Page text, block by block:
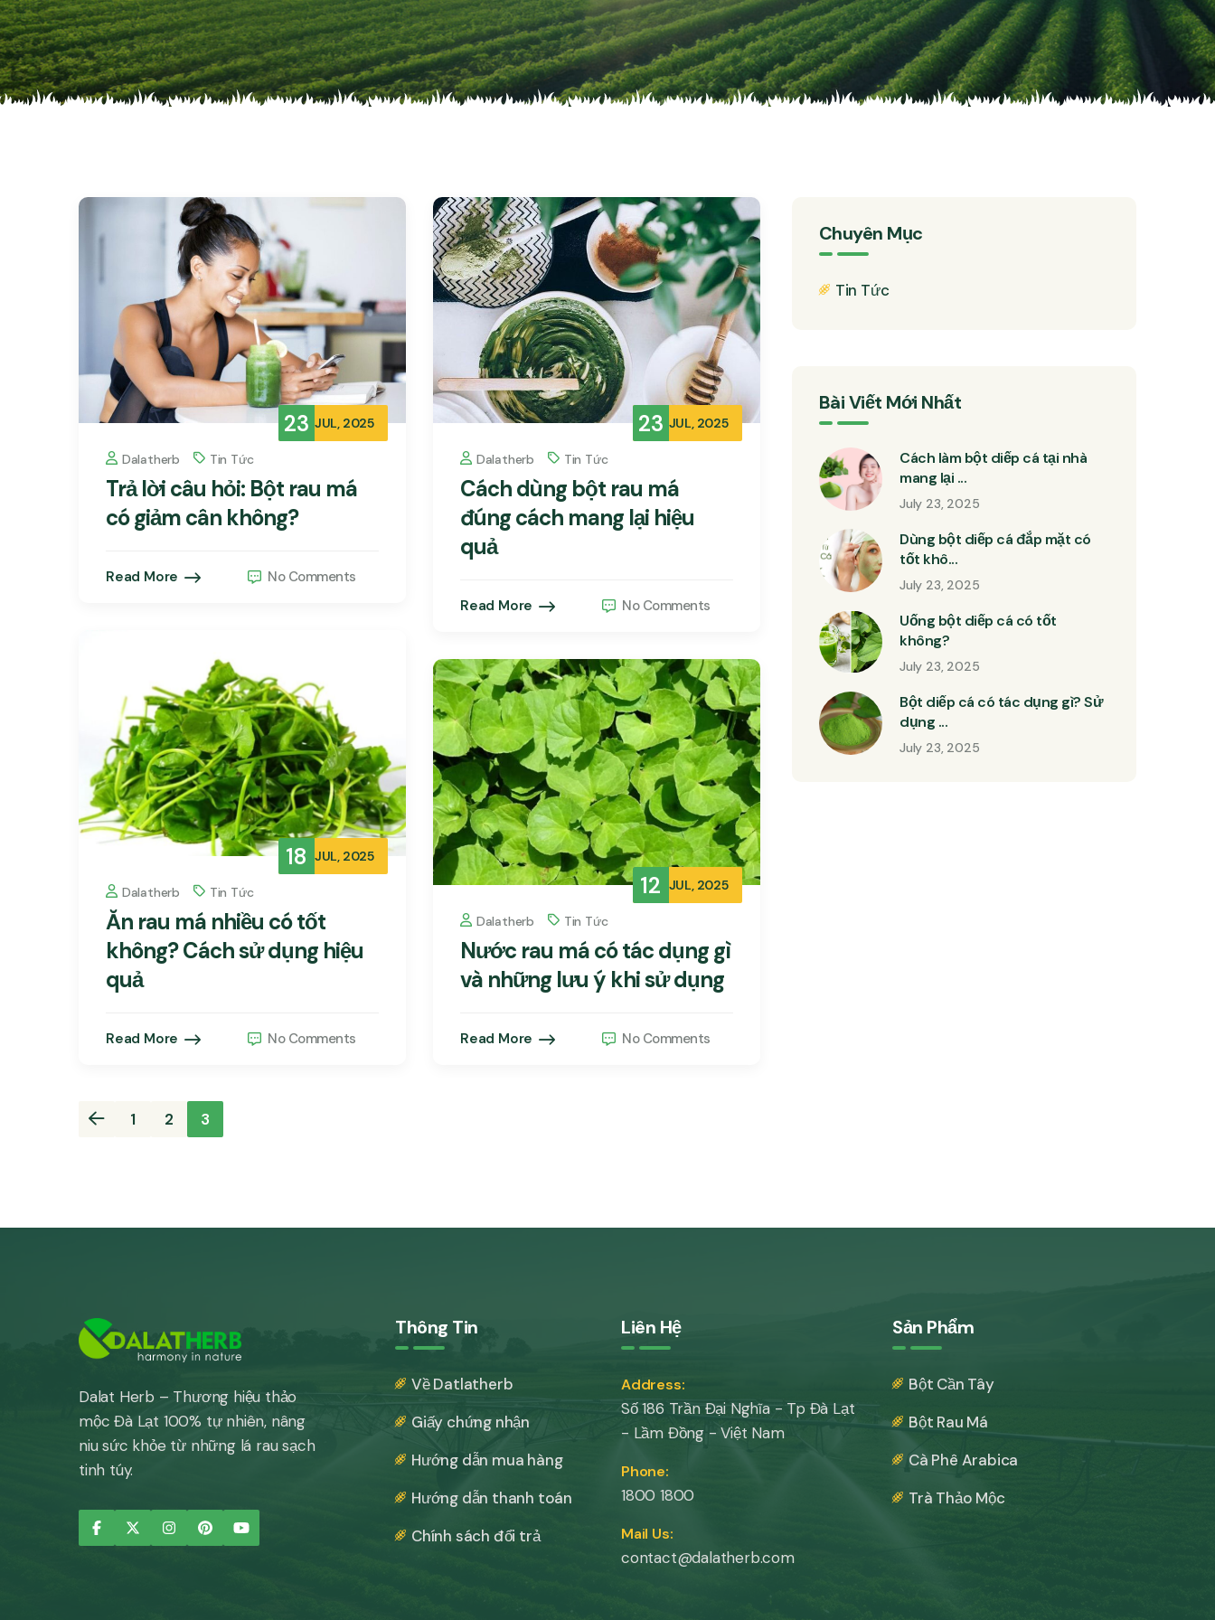
23 JUL, 2025
Dalatherb Tin Tức
Trả lời câu hỏi: Bột rau má
có giảm cân không?
Read More No Comments
23 JUL, 2025
Dalatherb Tin Tức
Cách dùng bột rau má
đúng cách mang lại hiệu
quả
Read More No Comments
18 JUL, 2025
Dalatherb Tin Tức
Ăn rau má nhiều có tốt
không? Cách sử dụng hiệu
quả
Read More No Comments
12 JUL, 2025
Dalatherb Tin Tức
Nước rau má có tác dụng gì
và những lưu ý khi sử dụng
Read More No Comments
Posts1 2 3
Chuyên Mục
Tin Tức
Bài Viết Mới Nhất
Cách làm bột diếp cá tại nhà
mang lại ...
July 23, 2025
Dùng bột diếp cá đắp mặt có
tốt khô...
July 23, 2025
Uống bột diếp cá có tốt
không?
July 23, 2025
Bột diếp cá có tác dụng gì? Sử
dụng ...
July 23, 2025
Dalat Herb – Thương hiệu thảo
mộc Đà Lạt 100% tự nhiên, nâng
niu sức khỏe từ những lá rau sạch
tinh túy.
Thông Tin
Về Datlatherb
Giấy chứng nhận
Hướng dẫn mua hàng
Hướng dẫn thanh toán
Chính sách đổi trả
Liên Hệ
Address:
Số 186 Trần Đại Nghĩa - Tp Đà Lạt
- Lầm Đồng - Việt Nam
Phone:
1800 1800
Mail Us:
contact@dalatherb.com
Sản Phẩm
Bột Cần Tây
Bột Rau Má
Cà Phê Arabica
Trà Thảo Mộc